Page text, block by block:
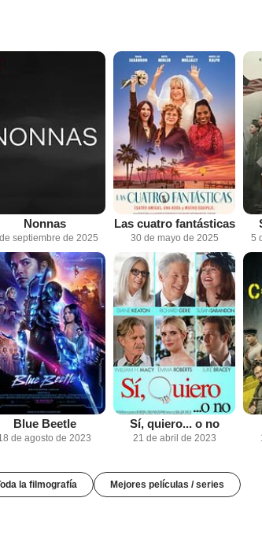
Nonnas
septiembre de 2025
Las cuatro fantásticas
30 de mayo de 2025 5
Blue Beetle
de agosto de 2023
Sí, quiero... o no
21 de abril de 2023
la filmografía Mejores películas / series